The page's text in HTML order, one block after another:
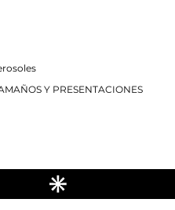
Y PRESENTACIONES